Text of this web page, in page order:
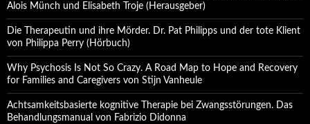
Alois Münch und Elisabeth Troje (Herausgeber)
Die Therapeutin und ihre Mörder. Dr. Pat Philipps und der tote Klient
von Philippa Perry (Hörbuch)
Why Psychosis Is Not So Crazy. A Road Map to Hope and Recovery
for Families and Caregivers von Stijn Vanheule
Achtsamkeitsbasierte kognitive Therapie bei Zwangsstörungen. Das
Behandlungsmanual von Fabrizio Didonna